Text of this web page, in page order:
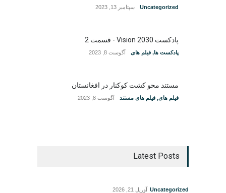
Uncategorized سپتامبر 13, 2023
پادکست Vision 2030 - قسمت 2
پادکست ها, فیلم های آگوست 8, 2023
مستند محو کشت کوکنار در افغانستان
فیلم های, فیلم های مستند آگوست 8, 2023
Latest Posts
Uncategorized آوریل 21, 2026